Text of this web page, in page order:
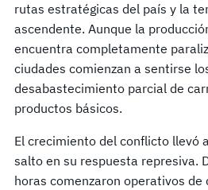
rutas estratégicas del país y la
ascendente. Aunque la
encuentra completamente
ciudades comienzan a sentirse
desabastecimiento parcial de
productos básicos.
El crecimiento del conflicto llevó
salto en su respuesta represiva.
horas comenzaron operativos de